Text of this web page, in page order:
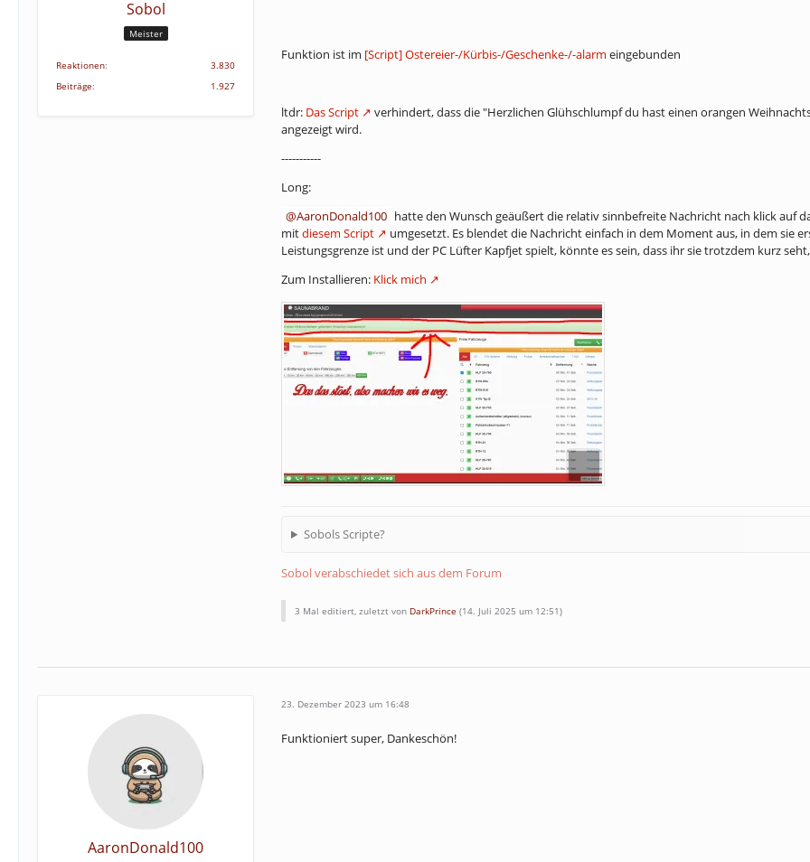
Sobol
Meister
Reaktionen
3.830
Beiträge
1.927
Funktion ist im [Script] Ostereier-/Kürbis-/Geschenke-/-alarm eingebunden
ltdr: Das Script
verhindert, dass die "Herzlichen Glühschlumpf du hast einen orangen
angezeigt wird.
-----------
Long:
AaronDonald100 hatte den Wunsch geäußert die relativ sinnbefreite Nachricht nach klick auf
mitdiesem Script
umgesetzt. Es blendet die Nachricht einfach in dem Moment aus, in dem sie
Leistungsgrenze ist und der PC Lüfter Kapfjet spielt, könnte es sein, dass ihr sie trotzdem kurz
Zum Installieren: Klick mich
Sobols Scripte?
Sobol verabschiedet sich aus dem Forum
3 Mal editiert, zuletzt von DarkPrince (14. Juli 2025 um 12:51)
AaronDonald100
23. Dezember 2023 um 16:48
Funktioniert super, Dankeschön!